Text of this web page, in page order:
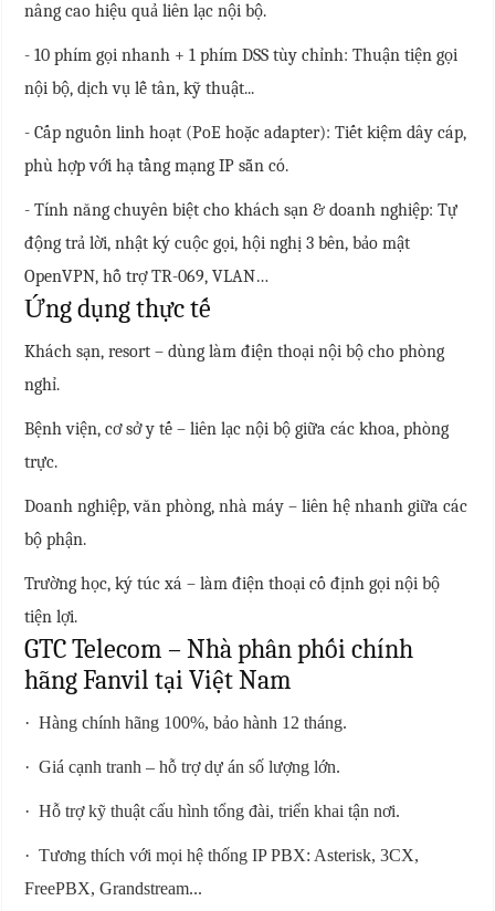
nâng cao hiệu quả liên lạc nội bộ.
- 10 phím gọi nhanh + 1 phím DSS tùy chỉnh: Thuận tiện gọi
nội bộ, dịch vụ lễ tân, kỹ thuật...
- Cấp nguồn linh hoạt (PoE hoặc adapter): Tiết kiệm dây cáp,
phù hợp với hạ tầng mạng IP sẵn có.
- Tính năng chuyên biệt cho khách sạn & doanh nghiệp: Tự
động trả lời, nhật ký cuộc gọi, hội nghị 3 bên, bảo mật
OpenVPN, hỗ trợ TR-069, VLAN…
Ứng dụng thực tế
Khách sạn, resort – dùng làm điện thoại nội bộ cho phòng
nghỉ.
Bệnh viện, cơ sở y tế – liên lạc nội bộ giữa các khoa, phòng
trực.
Doanh nghiệp, văn phòng, nhà máy – liên hệ nhanh giữa các
bộ phận.
Trường học, ký túc xá – làm điện thoại cố định gọi nội bộ
tiện lợi.
GTC Telecom – Nhà phân phối chính
hãng Fanvil tại Việt Nam
· Hàng chính hãng 100%, bảo hành 12 tháng.
· Giá cạnh tranh – hỗ trợ dự án số lượng lớn.
· Hỗ trợ kỹ thuật cấu hình tổng đài, triển khai tận nơi.
· Tương thích với mọi hệ thống IP PBX: Asterisk, 3CX,
FreePBX, Grandstream...